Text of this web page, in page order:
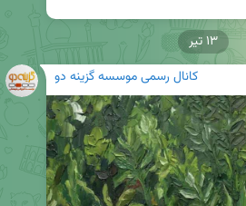
کانال رسمی موسسه گزینه دو
۱۳ تیر